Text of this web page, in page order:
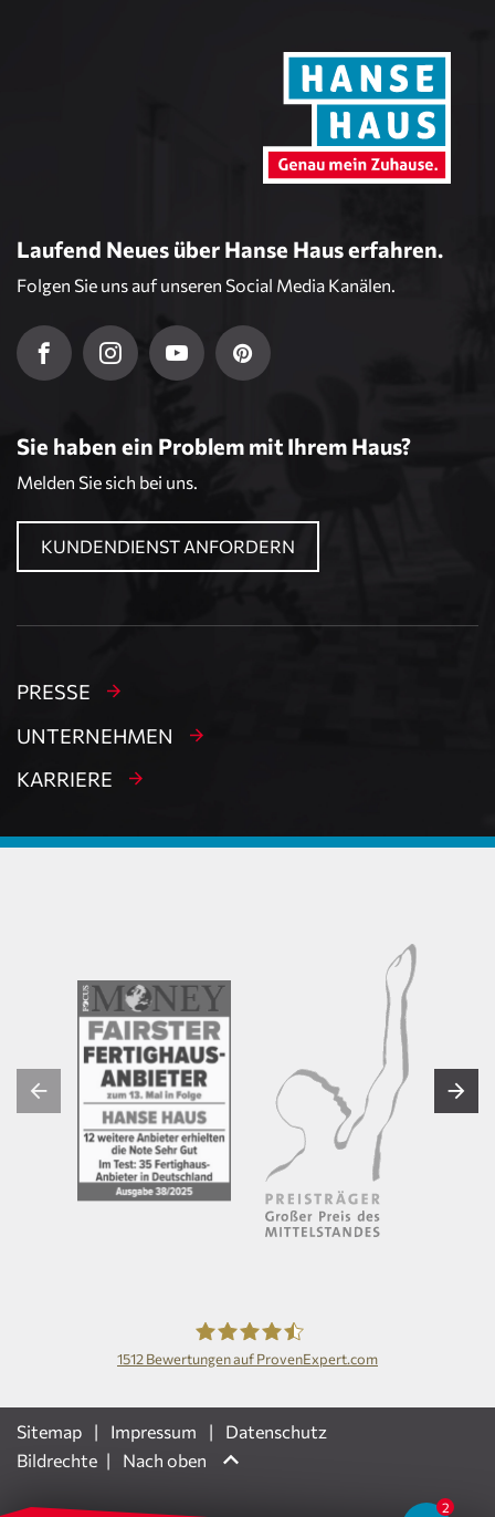
Laufend Neues über Hanse Haus erfahren.
Folgen Sie uns auf unseren Social Media Kanälen.
Sie haben ein Problem mit Ihrem Haus?
Melden Sie sich bei uns.
KUNDENDIENST ANFORDERN
PRESSE
UNTERNEHMEN
KARRIERE
1512Bewertungen auf ProvenExpert.com
Sitemap Impressum
Datenschutz
Bildrechte
Nach oben